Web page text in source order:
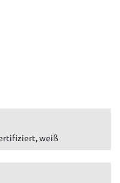
weiß